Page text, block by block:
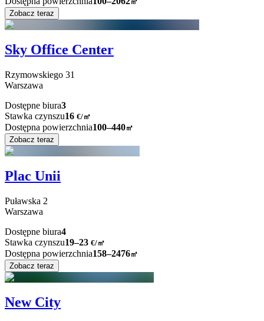
Zobacz teraz
Sky Office Center
Rzymowskiego 31
Warszawa
Dostępne biura3
Stawka czynszu16 €/㎡
Dostępna powierzchnia100–440㎡
Zobacz teraz
Plac Unii
Puławska 2
Warszawa
Dostępne biura4
Stawka czynszu19–23 €/㎡
Dostępna powierzchnia158–2476㎡
Zobacz teraz
New City